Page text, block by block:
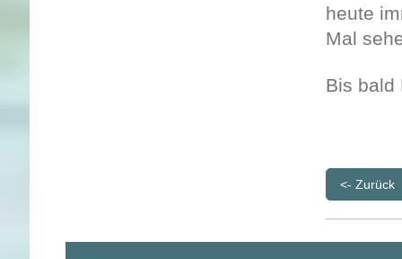
heute
Mal
Bis bald
<- Zurück